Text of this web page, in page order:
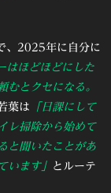
、2025年に自分に
はほどほどにした
むとクセになる。
葉は 「日課にして
レ掃除から始めて
と聞いたことがあ
います」 とルーテ